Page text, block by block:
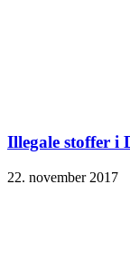
Illegale stoffer i
22. november 2017